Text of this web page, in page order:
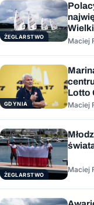
ŻEGLARSTWO Maciej
GDYNIA
Lotto
Maciej
ŻEGLARSTWO
Maciej